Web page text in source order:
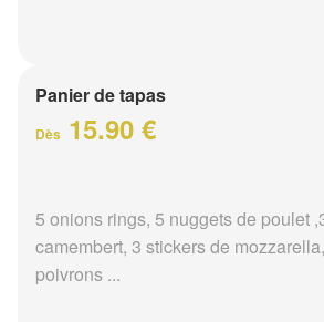
Panier de tapas
Dès 15.90 €
5 onions rings, 5 nuggets de poulet
camembert, 3 stickers de
poivrons ...